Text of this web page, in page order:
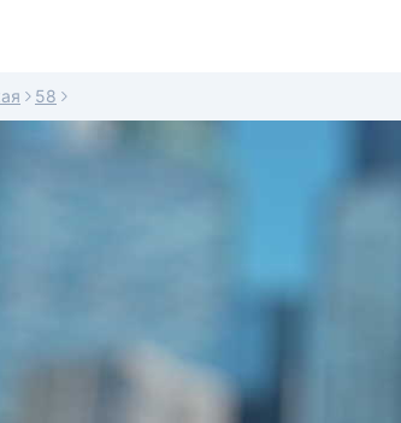
58